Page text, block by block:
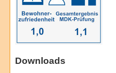
Downloads